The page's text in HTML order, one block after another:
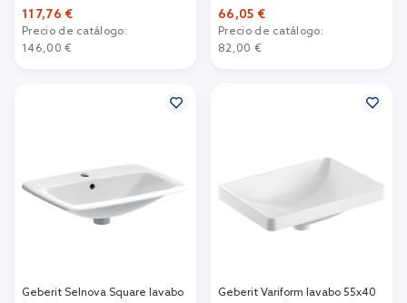
117,76 €
Precio de catálogo:
146,00 €
66,05 €
Precio de catálogo:
82,00 €
Geberit Selnova Square lavabo
Geberit Variform lavabo 55x40